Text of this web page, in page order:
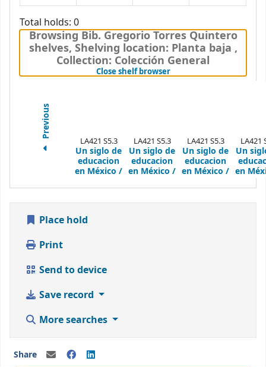
Total holds: 0
Browsing Bib. Gregorio Torres Quintero
shelves, Shelving location: Planta baja ,
Collection: Colección General
Close shelf browser(Hides shelf browser)
Previous LA421 S5.3
Un siglo de
educacion
en México /
LA421 S5.3
Un siglo de
educacion
en México /
LA421 S5.3
Un siglo de
educacion
en México /
LA421
Un
en
Place hold
Print
Send to device
Save record
More searches
Share